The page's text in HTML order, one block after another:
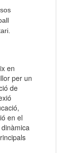
en
per un
de
en el